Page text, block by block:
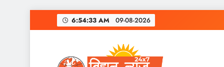
to
6:54:34 AM 09-08-2026